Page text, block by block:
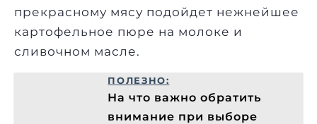
прекрасному мясу подойдет нежнейшее
картофельное пюре на молоке и
сливочном ​‍​‌‍​‍‌масле.
ПОЛЕЗНО:
На что важно обратить
внимание при выборе